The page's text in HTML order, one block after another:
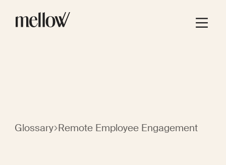
Glossary Remote Employee Engagement